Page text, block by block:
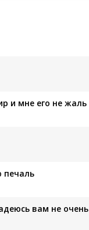
и мне его не жаль
печаль
вам не очень